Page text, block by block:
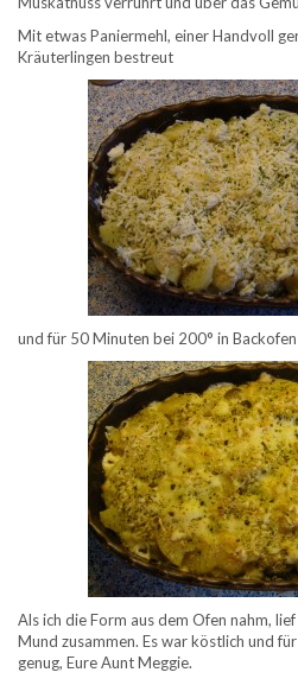
Mit etwas Paniermehl, einer Handvoll
Kräuterlingen bestreut
und für 50 Minuten bei 200° in
Als ich die Form aus dem Ofen nahm,
Mund zusammen. Es war köstlich und
genug, Eure Aunt Meggie.